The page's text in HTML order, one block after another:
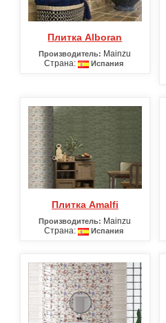
Плитка Alboran
Производитель: Mainzu
Страна:
Испания
Плитка Amalfi
Производитель: Mainzu
Страна:
Испания